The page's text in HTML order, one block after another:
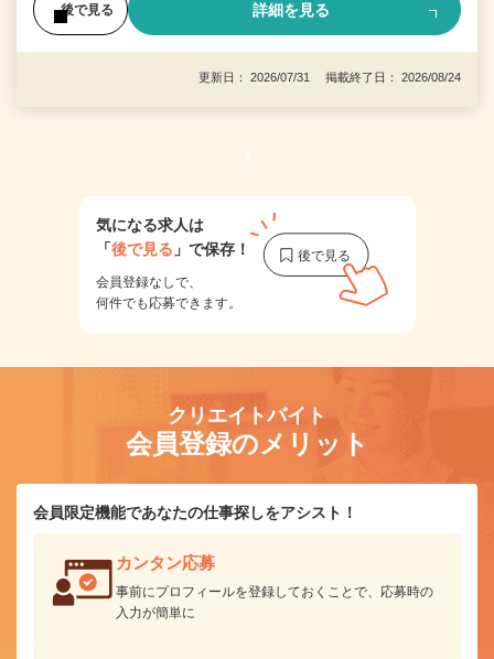
後で見る 詳細を見る
更新日： 2026/07/31 掲載終了日： 2026/08/24
1
気になる求人は
「後で見る 」で保存！
会員登録なしで、
何件でも応募できます。
クリエイトバイト
会員登録のメリット
会員限定機能であなたの仕事探しをアシスト！
カンタン応募
事前にプロフィールを登録しておくことで、応募時の
入力が簡単に